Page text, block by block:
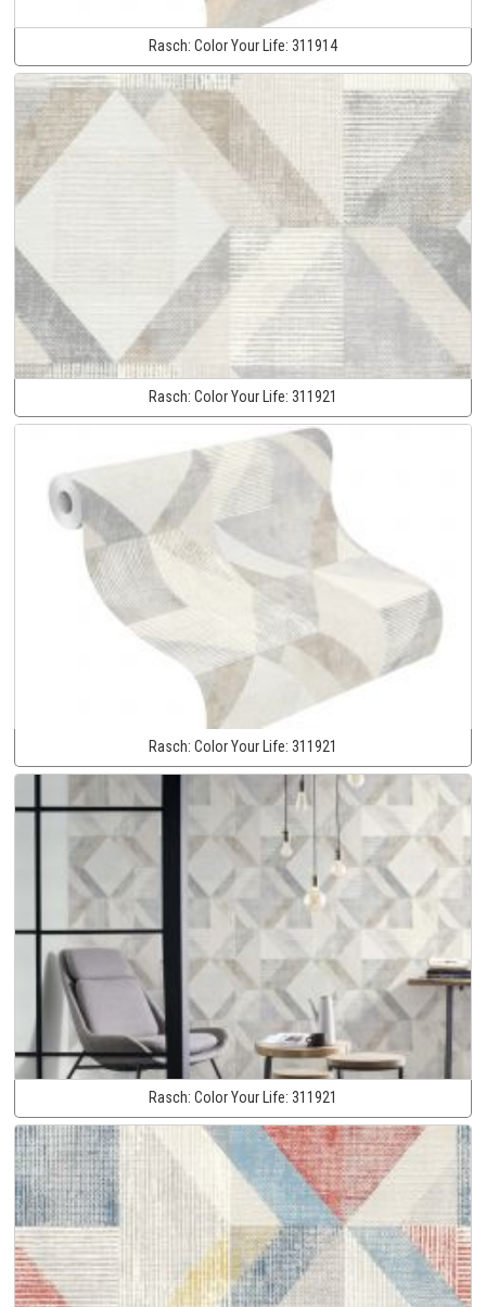
Rasch: Color Your Life: 311914
Rasch: Color Your Life: 311921
Rasch: Color Your Life: 311921
Rasch: Color Your Life: 311921